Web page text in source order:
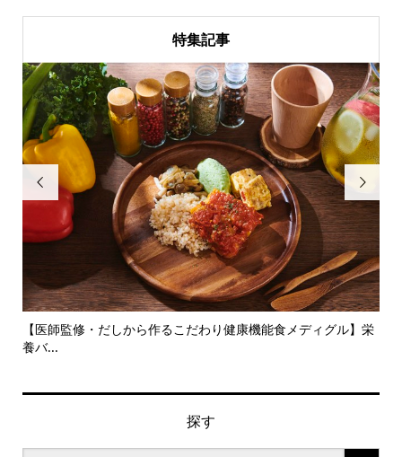
特集記事

【医師監修・だしから作るこだわり健康機能食メディグル】栄
養バ...

探す